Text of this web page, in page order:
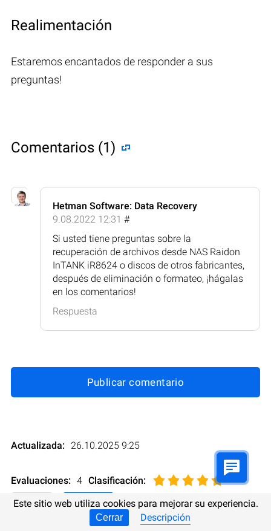
Realimentación
Estaremos encantados de responder a sus
preguntas!
Comentarios (1)
Hetman Software: Data Recovery
9.08.2022 12:31 #
Si usted tiene preguntas sobre la
recuperación de archivos desde NAS Raidon
InTANK iR8624 o discos de otros fabricantes,
después de eliminación o formateo, ¡hágalas
en los comentarios!
Respuesta
Publicar comentario
Actualizada: 26.10.2025 9:25
Evaluaciones: 4 Clasificación:
Este sitio web utiliza cookies para mejorar su experiencia.
Cerrar Descripción